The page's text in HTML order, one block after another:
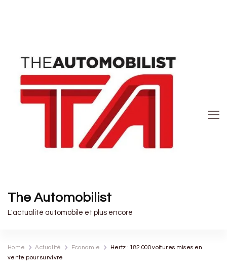
The Automobilist
L'actualité automobile et plus encore
Home Actualité Economie
Hertz : 182.000 voitures mises en
vente pour survivre